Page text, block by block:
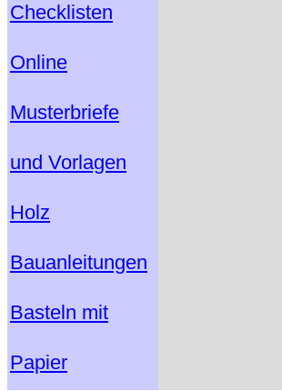
Checklisten
Online
Musterbriefe
und Vorlagen
Holz
Bauanleitungen
Basteln mit
Papier